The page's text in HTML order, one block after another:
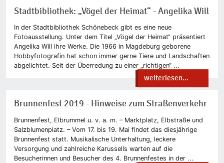
Stadtbibliothek: „Vögel der Heimat“ - Angelika Will
In der Stadtbibliothek Schönebeck gibt es eine neue
Fotoausstellung. Unter dem Titel „Vögel der Heimat“ präsentiert
Angelika Will ihre Werke. Die 1966 in Magdeburg geborene
Hobbyfotografin hat schon immer gerne Tiere und Landschaften
abgelichtet. Seit der Überredung zu einer „richtigen“ ...
weiterlesen...
Brunnenfest 2019 - Hinweise zum Straßenverkehr
Brunnenfest, Elbrummel u. v. a. m. – Marktplatz, Elbstraße und
Salzblumenplatz. – Vom 17. bis 19. Mai findet das diesjährige
Brunnenfest statt. Musikalische Unterhaltung, leckere
Versorgung und zahlreiche Karussells warten auf die
Besucherinnen und Besucher des 4. Brunnenfestes in der ...